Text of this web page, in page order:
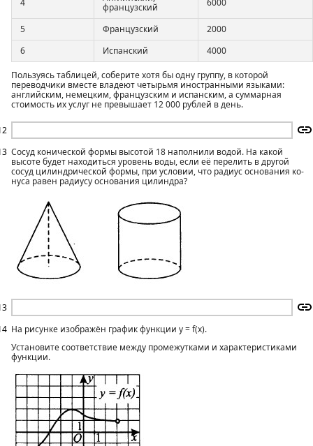
4
французский
6000
5 Французский
2000
6
Испанский 4000
Пользуясь таблицей, соберите хотя бы одну группу, в которой
переводчики вместе владеют четырьмя иностранными языками:
английским, немецким, французским и испанским, а суммарная
стоимость их услуг не превышает 12 000 рублей в день.
Сосуд конической формы высотой 18 наполнили водой. На какой
высоте будет находиться уровень воды, если её перелить в дру­гой
сосуд цилиндрической формы, при условии, что радиус основания ко­
нуса равен радиусу основания цилиндра?
На рисунке изображён график функции у = f(x).
Установите соответствие между промежутками и характеристиками
функции.